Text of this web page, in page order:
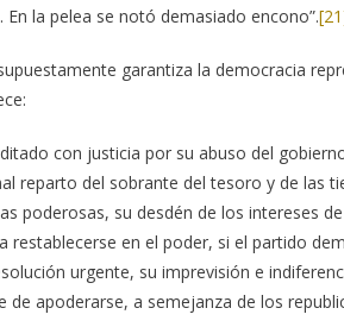
la pelea se notó demasiado encono”.
garantiza la democracia
con justicia por su abuso del
reparto del sobrante del tesoro y de las
poderosas, su desdén de los intereses
restablecerse en el poder, si el partido
urgente, su imprevisión e
de apoderarse, a semejanza de los